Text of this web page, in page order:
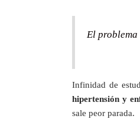
El
Infinidad de
hipertensión y
sale peor parada.